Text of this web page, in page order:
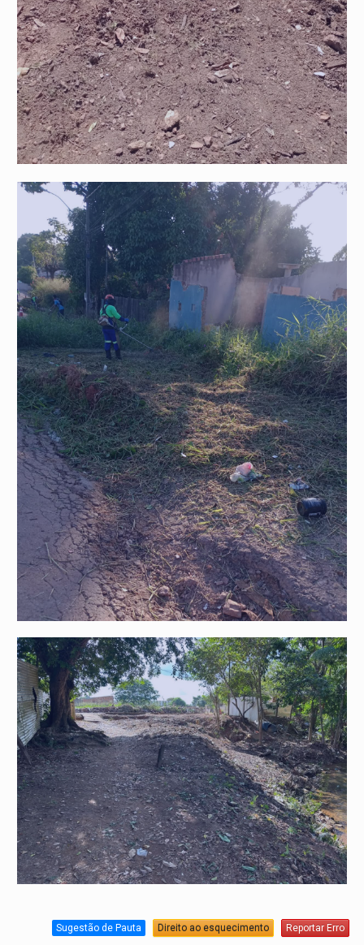
Sugestão de Pauta Direito ao esquecimento Reportar Erro